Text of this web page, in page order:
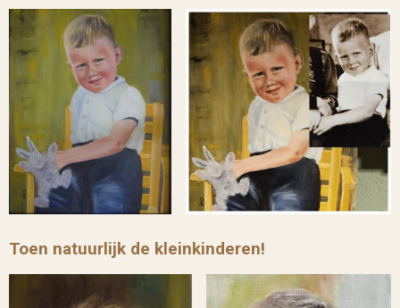
Toen natuurlijk de kleinkinderen!